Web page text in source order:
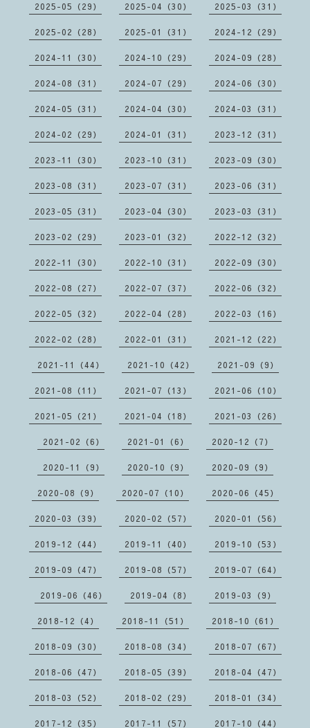
2025-05（29） 2025-04（30） 2025-03（31）
2025-02（28） 2025-01（31） 2024-12（29）
2024-11（30） 2024-10（29） 2024-09（28）
2024-08（31） 2024-07（29） 2024-06（30）
2024-05（31） 2024-04（30） 2024-03（31）
2024-02（29） 2024-01（31） 2023-12（31）
2023-11（30） 2023-10（31） 2023-09（30）
2023-08（31） 2023-07（31） 2023-06（31）
2023-05（31） 2023-04（30） 2023-03（31）
2023-02（29） 2023-01（32） 2022-12（32）
2022-11（30） 2022-10（31） 2022-09（30）
2022-08（27） 2022-07（37） 2022-06（32）
2022-05（32） 2022-04（28） 2022-03（16）
2022-02（28） 2022-01（31） 2021-12（22）
2021-11（44） 2021-10（42） 2021-09（9）
2021-08（11） 2021-07（13） 2021-06（10）
2021-05（21） 2021-04（18） 2021-03（26）
2021-02（6） 2021-01（6） 2020-12（7）
2020-11（9） 2020-10（9） 2020-09（9）
2020-08（9） 2020-07（10） 2020-06（45）
2020-03（39） 2020-02（57） 2020-01（56）
2019-12（44） 2019-11（40） 2019-10（53）
2019-09（47） 2019-08（57） 2019-07（64）
2019-06（46） 2019-04（8） 2019-03（9）
2018-12（4） 2018-11（51） 2018-10（61）
2018-09（30） 2018-08（34） 2018-07（67）
2018-06（47） 2018-05（39） 2018-04（47）
2018-03（52） 2018-02（29） 2018-01（34）
2017-12（35） 2017-11（57） 2017-10（44）